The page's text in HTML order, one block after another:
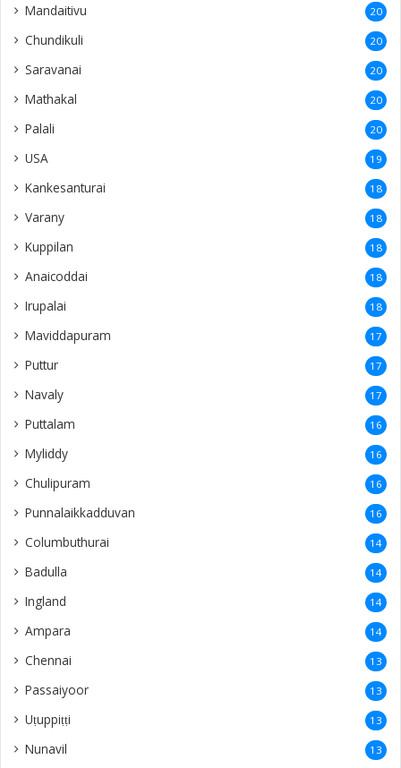
Mandaitivu 20
Chundikuli 20
Saravanai 20
Mathakal 20
Palali 20
USA 19
Kankesanturai 18
Varany 18
Kuppilan 18
Anaicoddai 18
Irupalai 18
Maviddapuram 17
Puttur 17
Navaly 17
Puttalam 16
Myliddy 16
Chulipuram 16
Punnalaikkadduvan 16
Columbuthurai 14
Badulla 14
Ingland 14
Ampara 14
Chennai 13
Passaiyoor 13
Uṭuppiṭṭi 13
Nunavil 13